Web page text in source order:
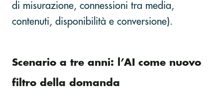
di misurazione, connessioni tra media,
contenuti, disponibilità e conversione).
Scenario a tre anni: l’AI come nuovo
filtro della domanda